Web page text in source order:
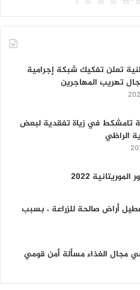
تعلن تفكيك شبكة إجرامية
تهريب المهاجرين
تامشكط في زياة تفقدية لبعض
الراظي
2022
أراض صالحة للزراعة ، بسبب
في مجال الغذاء مسألة أمن قومي